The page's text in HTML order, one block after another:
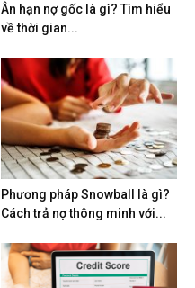
Ân hạn nợ gốc là gì? Tìm hiểu
về thời gian...
Phương pháp Snowball là gì?
Cách trả nợ thông minh với...